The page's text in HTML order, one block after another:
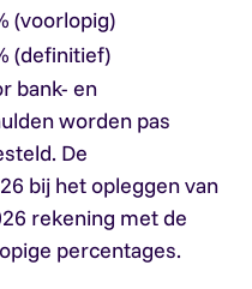
(voorlopig)
(definitief)
bank- en
worden pas
De
bij het opleggen van
rekening met de
percentages.